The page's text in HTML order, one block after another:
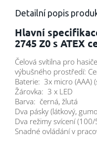
Detailní popis
Hlavní
2745 Z0 s ATEX
Čelová svítilna pro
výbušného prostředí:
Baterie: 3x micro (AAA)
Žárovka: 3 x LED
Barva: černá, žlutá
Dva pásky (látkový,
Dva režimy svícení (100/
Snadné ovládání v